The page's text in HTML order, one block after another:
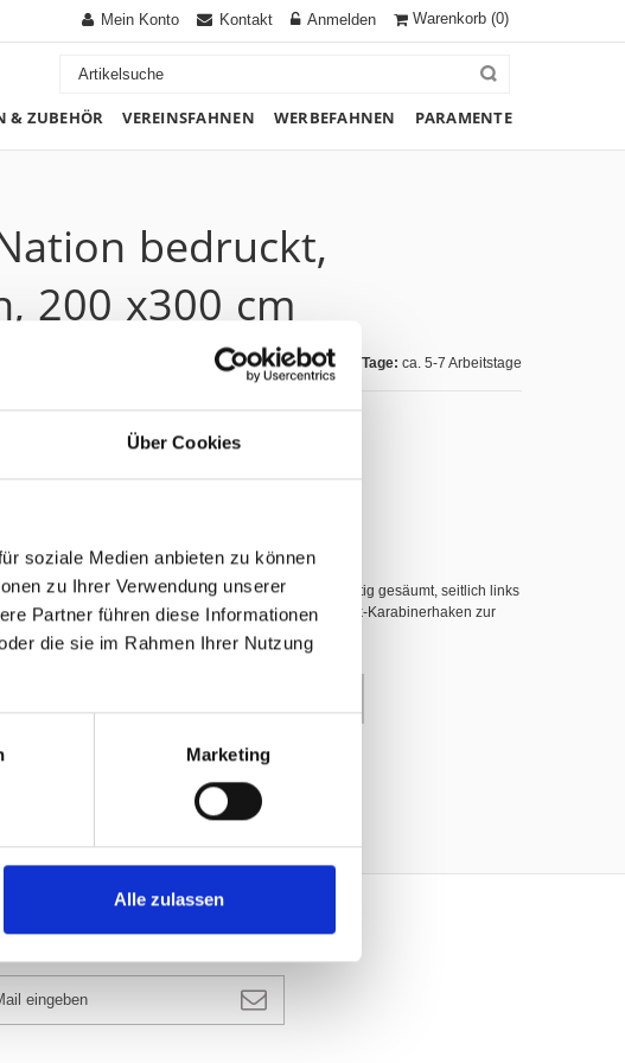
Über Cookies
soziale Medien anbieten zu können
zu Ihrer Verwendung unserer
Partner führen diese Informationen
die sie im Rahmen Ihrer Nutzung
Marketing
Alle zulassen
Warenkorb (0)
Mein Konto Kontakt Anmelden
& ZUBEHÖR VEREINSFAHNEN WERBEFAHNEN PARAMENTE
bedruckt,
200 x300 cm
Lieferzeit Tage: ca. 5-7 Arbeitstage
gr./m2​, schwer entflammbar nach DIN 4102 B1, 3-seitig gesäumt, seitlich links
Karabinerhaken (INOX), dazwischen weisse Plastik-Karabinerhaken zur
ANMELDEN